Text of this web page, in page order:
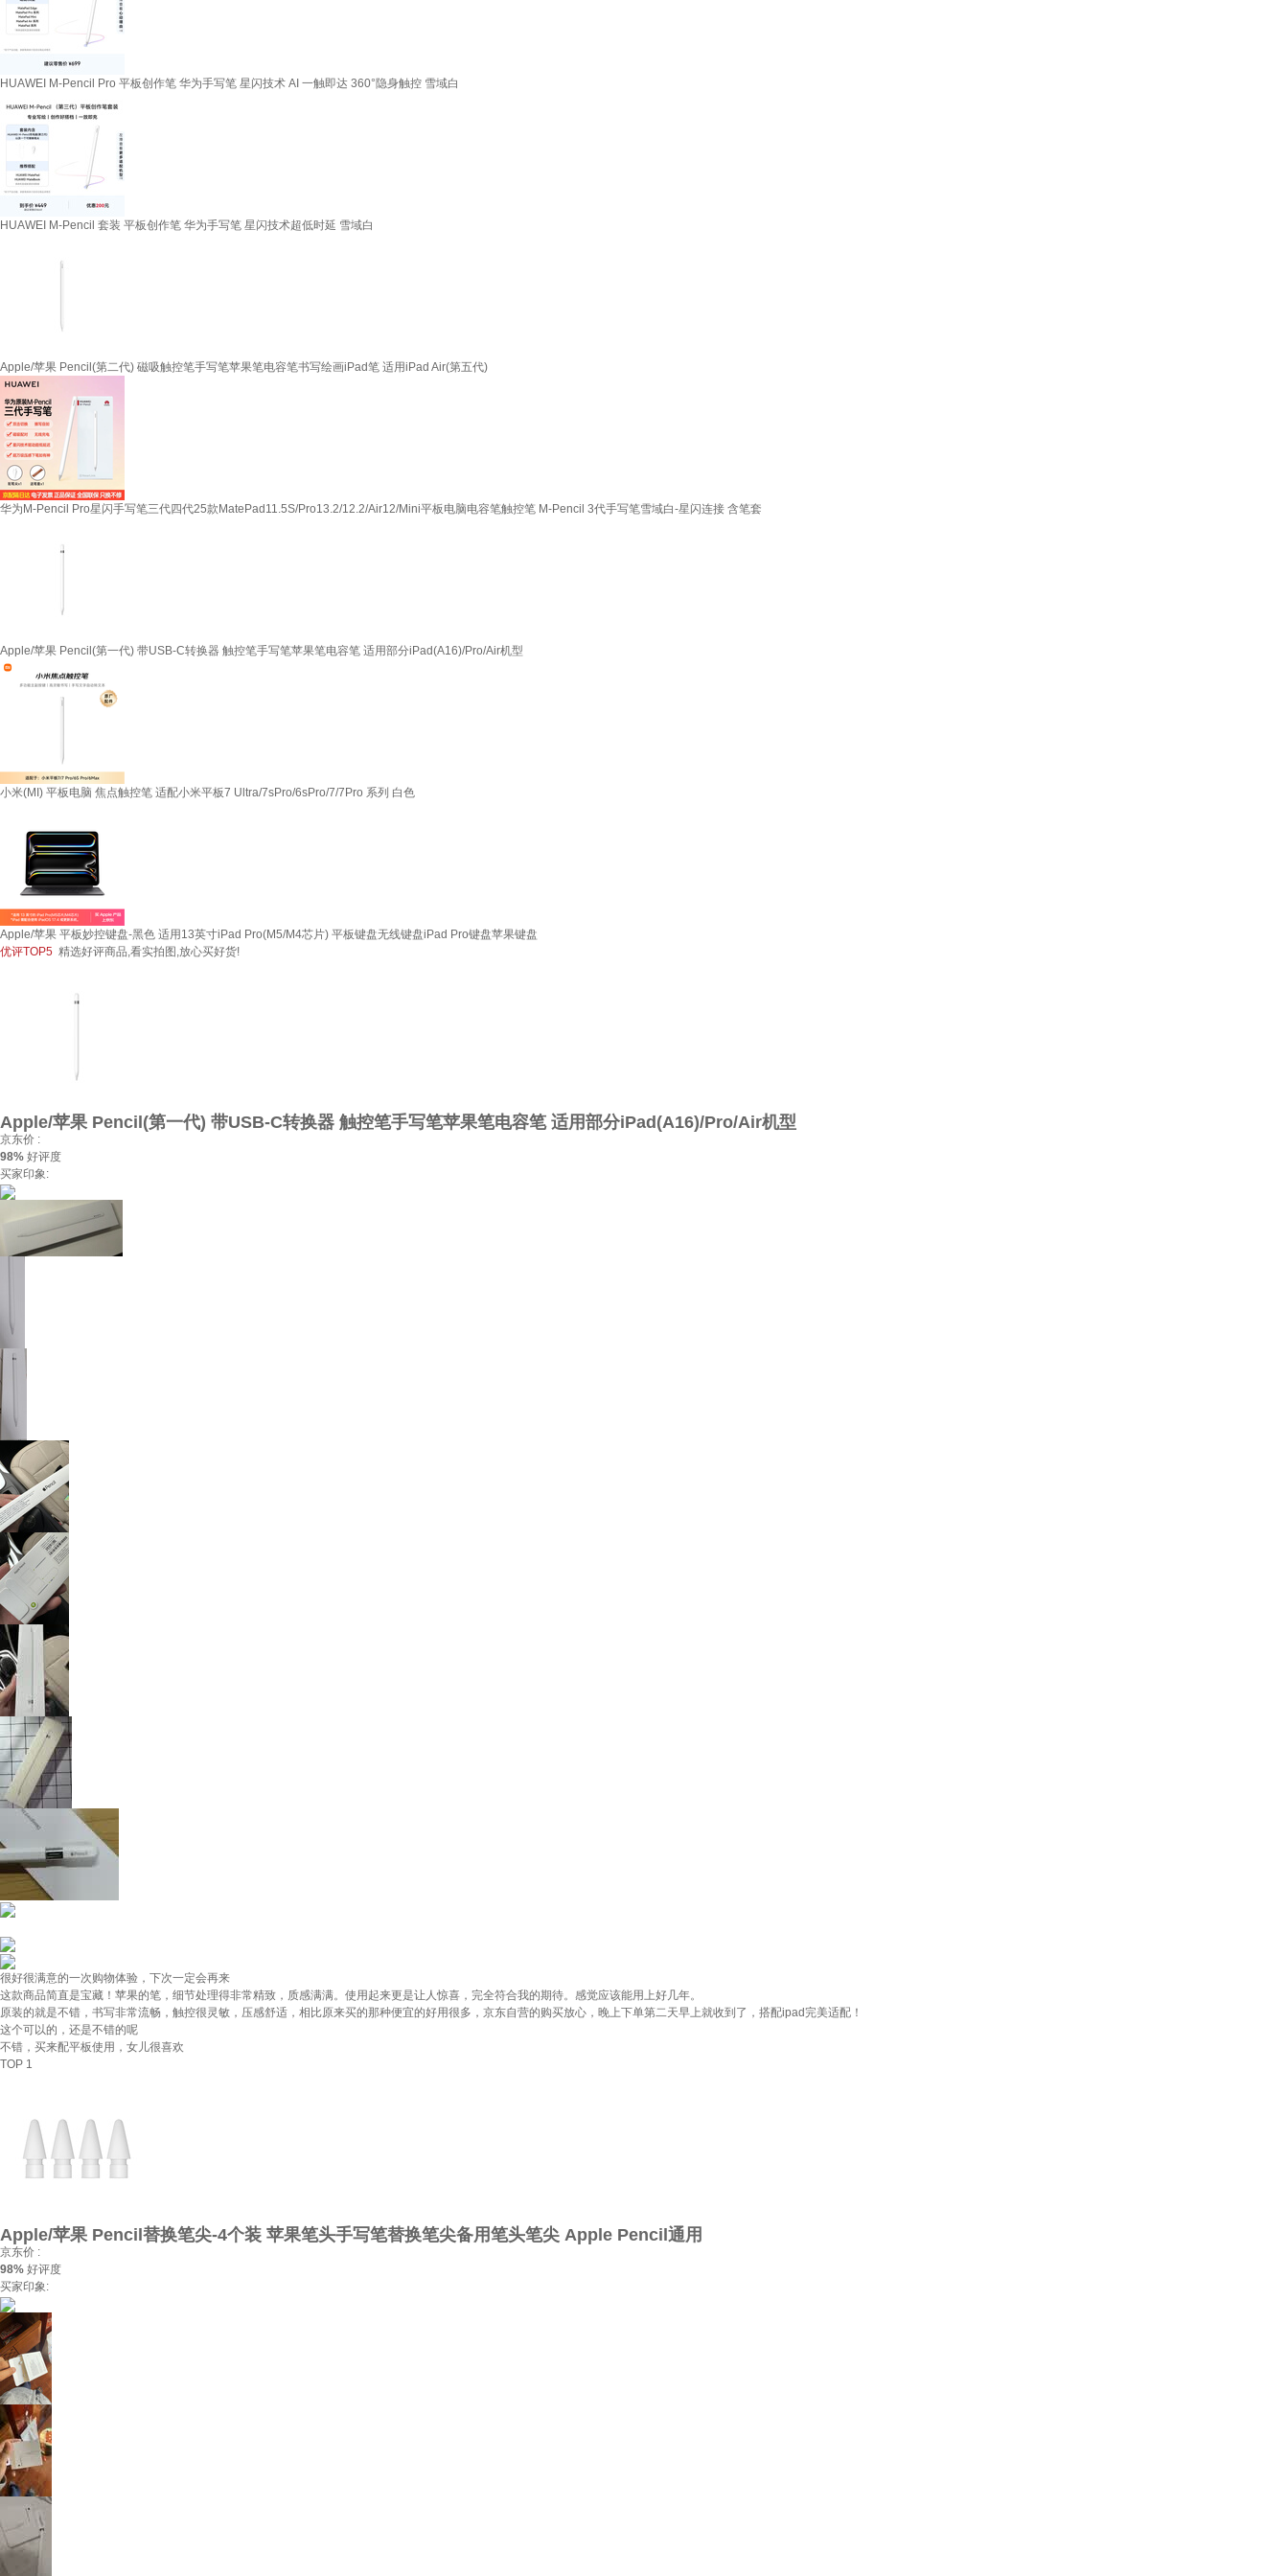
HUAWEI M-Pencil Pro 平板创作笔 华为手写笔 星闪技术 AI 一触即达 360°隐身触控 雪域白
HUAWEI M-Pencil 套装 平板创作笔 华为手写笔 星闪技术超低时延 雪域白
Apple/苹果 Pencil(第二代) 磁吸触控笔手写笔苹果笔电容笔书写绘画iPad笔 适用iPad Air(第五代)
华为M-Pencil Pro星闪手写笔三代四代25款MatePad11.5S/Pro13.2/12.2/Air12/Mini平板电脑电容笔触控笔 M-Pencil 3代手写笔雪域白-星闪连接 含笔套
Apple/苹果 Pencil(第一代) 带USB-C转换器 触控笔手写笔苹果笔电容笔 适用部分iPad(A16)/Pro/Air机型
小米(MI) 平板电脑 焦点触控笔 适配小米平板7 Ultra/7sPro/6sPro/7/7Pro 系列 白色
Apple/苹果 平板妙控键盘-黑色 适用13英寸iPad Pro(M5/M4芯片) 平板键盘无线键盘iPad Pro键盘苹果键盘
优评TOP5 精选好评商品,看实拍图,放心买好货!
Apple/苹果 Pencil(第一代) 带USB-C转换器 触控笔手写笔苹果笔电容笔 适用部分iPad(A16)/Pro/Air机型
京东价 :
98% 好评度
买家印象:
很好很满意的一次购物体验，下次一定会再来
这款商品简直是宝藏！苹果的笔，细节处理得非常精致，质感满满。使用起来更是让人惊喜，完全符合我的期待。感觉应该能用上好几年。
原装的就是不错，书写非常流畅，触控很灵敏，压感舒适，相比原来买的那种便宜的好用很多，京东自营的购买放心，晚上下单第二天早上就收到了，搭配ipad完美适配！
这个可以的，还是不错的呢
不错，买来配平板使用，女儿很喜欢
TOP 1
Apple/苹果 Pencil替换笔尖-4个装 苹果笔头手写笔替换笔尖备用笔头笔尖 Apple Pencil通用
京东价 :
98% 好评度
买家印象: